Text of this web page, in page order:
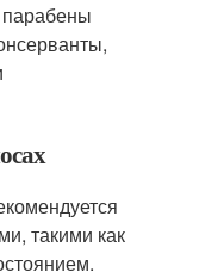
парабены
такими как